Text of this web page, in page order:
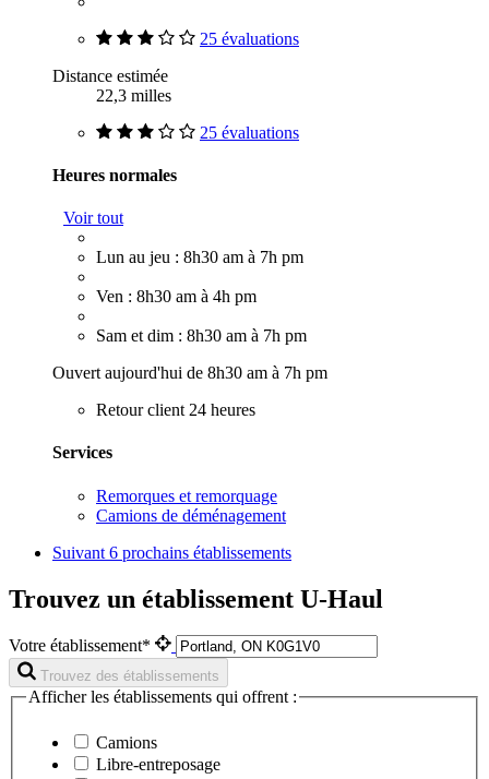
25 évaluations
Distance estimée
22,3 milles
25 évaluations
Heures normales
Voir tout
Lun au jeu : 8h30 am à 7h pm
Ven : 8h30 am à 4h pm
Sam et dim : 8h30 am à 7h pm
Ouvert aujourd'hui de 8h30 am à 7h pm
Retour client 24 heures
Services
Remorques et remorquage
Camions de déménagement
Suivant 6 prochains établissements
Trouvez un établissement U-Haul
Votre établissement*
Trouvez des établissements
Afficher les établissements qui offrent :
Camions
Libre-entreposage